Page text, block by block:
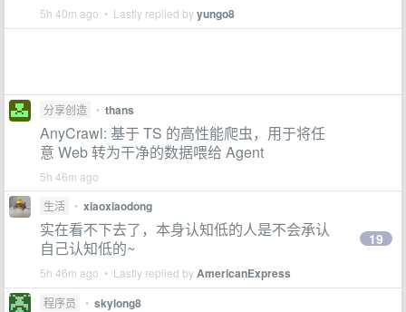
5h 40m ago • Lastly replied byyungo8
分享创造 • thans
AnyCrawl: 基于 TS 的高性能爬虫，用于将任
意 Web 转为干净的数据喂给 Agent
5h 46m ago
生活
• xiaoxiaodong
实在看不下去了，本身认知低的人是不会承认
自己认知低的~
5h 46m ago • Lastly replied byAmericanExpress
19
程序员 • skylong8